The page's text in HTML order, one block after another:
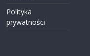
Polityka
prywatności